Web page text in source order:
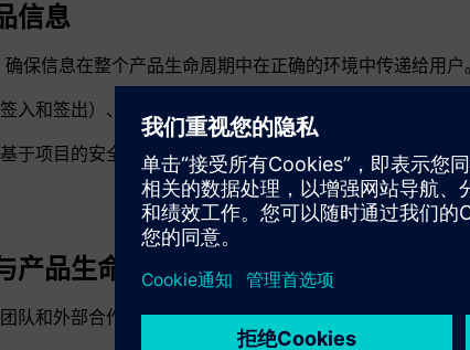
信息
保信息在整个产品生命周期中在正确的环境中传递给用户
入和签出）、修订管理和发布状态都由 PDM 系统管理。
于项目的安全和相关的访问权限来保护知识产权。
产品生命周期
队和外部合作伙伴都能参与产品生命周期。